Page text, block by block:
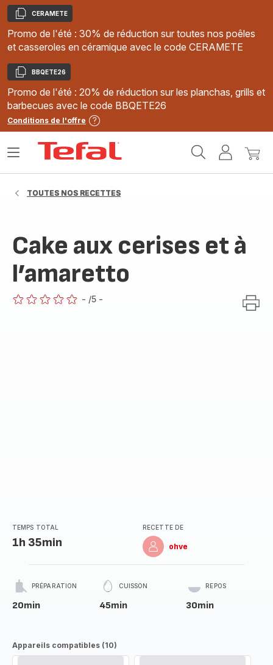
Copier
CERAMETE
Promo de l'été : 30% de réduction sur toutes nos poêles
et casseroles en céramique avec le code CERAMETE
Copier
BBQETE26
Promo de l'été : 20% de réduction sur les planchas, grills et
barbecues avec le code BBQETE26
Conditions de l'offre
MonMon
Ouvrir
TOUTES NOS RECETTES
Cake aux cerises et à
l’amaretto
- /5 -
TEMPS TOTAL
1h 35min
RECETTE DE
ohve
PRÉPARATION
20min
CUISSON
45min
REPOS
30min
Appareils compatibles (10)